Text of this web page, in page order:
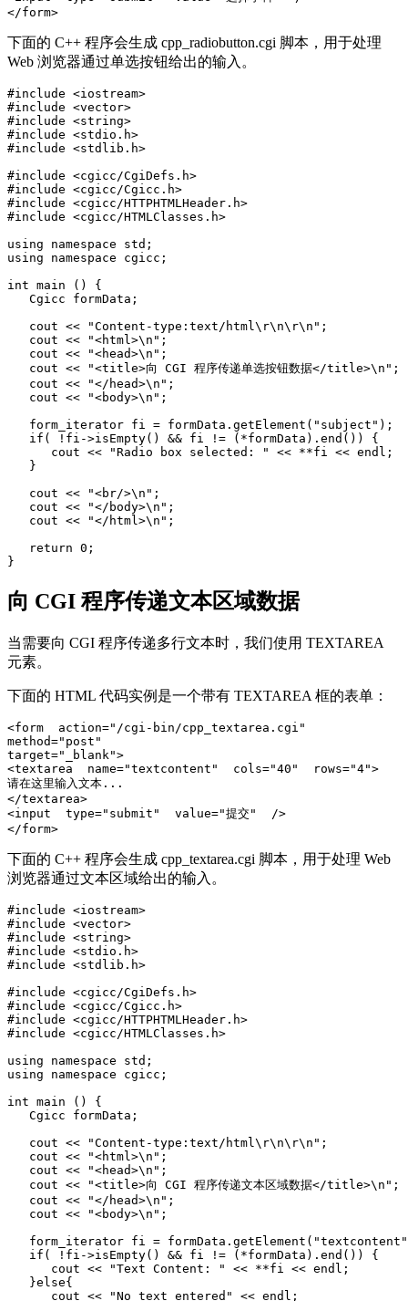
下面的 C++ 程序会生成 cpp_radiobutton.cgi 脚本，用于处理
Web 浏览器通过单选按钮给出的输入。
#include <iostream>
#include <vector>
#include <string>
#include <stdio.h>
#include <stdlib.h>
#include <cgicc/CgiDefs.h>
#include <cgicc/Cgicc.h>
#include <cgicc/HTTPHTMLHeader.h>
#include <cgicc/HTMLClasses.h>
using namespace std;
using namespace cgicc;
int main () {
   Cgicc formData;
   cout << "Content-type:text/html\r\n\r\n";
   cout << "<html>\n";
   cout << "<head>\n";
   cout << "<title>向 CGI 程序传递单选按钮数据</title>\n";
   cout << "</head>\n";
   cout << "<body>\n";
   form_iterator fi = formData.getElement("subject");
   if( !fi->isEmpty() && fi != (*formData).end()) {
      cout << "Radio box selected: " << **fi << endl;
   }
   cout << "<br/>\n";
   cout << "</body>\n";
   cout << "</html>\n";
   return 0;
向 CGI 程序传递文本区域数据
当需要向 CGI 程序传递多行文本时，我们使用 TEXTAREA
元素。
下面的 HTML 代码实例是一个带有 TEXTAREA 框的表单：
<form  action="/cgi-bin/cpp_textarea.cgi"
method="post"
target="_blank">
<textarea  name="textcontent"  cols="40"  rows="4">
请在这里输入文本...
</textarea>
<input  type="submit"  value="提交"  />
下面的 C++ 程序会生成 cpp_textarea.cgi 脚本，用于处理 Web
浏览器通过文本区域给出的输入。
#include <iostream>
#include <vector>
#include <string>
#include <stdio.h>
#include <stdlib.h>
#include <cgicc/CgiDefs.h>
#include <cgicc/Cgicc.h>
#include <cgicc/HTTPHTMLHeader.h>
#include <cgicc/HTMLClasses.h>
using namespace std;
using namespace cgicc;
int main () {
   Cgicc formData;
   cout << "Content-type:text/html\r\n\r\n";
   cout << "<html>\n";
   cout << "<head>\n";
   cout << "<title>向 CGI 程序传递文本区域数据</title>\n";
   cout << "</head>\n";
   cout << "<body>\n";
form_iterator fi =
   if( !fi->isEmpty() && fi != (*formData).end()) {
      cout << "Text Content: " << **fi << endl;
   }else{
      cout << "No text entered" << endl;